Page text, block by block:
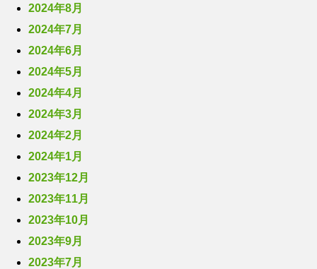
2024年8月
2024年7月
2024年6月
2024年5月
2024年4月
2024年3月
2024年2月
2024年1月
2023年12月
2023年11月
2023年10月
2023年9月
2023年7月